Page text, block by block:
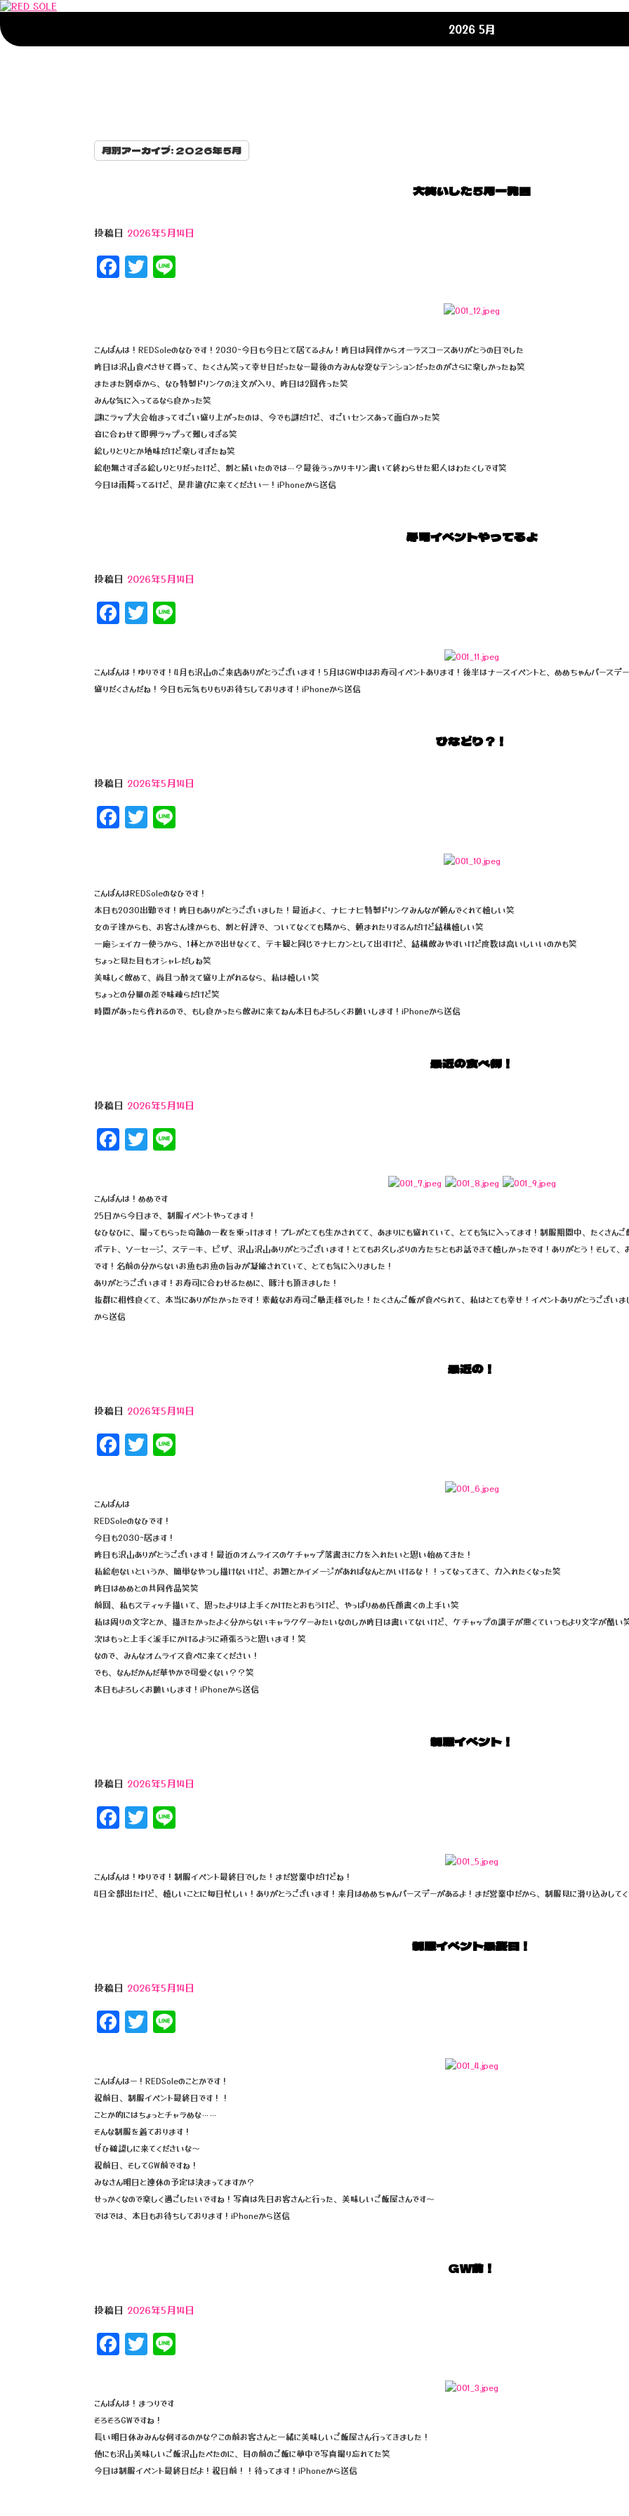
2026 5月
月別アーカイブ: 2026年5月
大笑いした5月一発目
投稿日 2026年5月14日
F
b
o
o
k
T
r
こんばんは！REDSoleのなひです！20:30~今日も今日とて居てるよん！昨日は同伴からオーラスコースありがとうの日でした
昨日は沢山食べさせて貰って、たくさん笑って幸せ日だったなー最後の方みんな変なテンションだったのがさらに楽しかったね笑
またまた別卓から、なひ特製ドリンクの注文が入り、昨日は2回作った笑
みんな気に入ってるなら良かった笑
謎にラップ大会始まってすごい盛り上がったのは、今でも謎だけど、すごいセンスあって面白かった笑
音に合わせて即興ラップって難しすぎる笑
絵しりとりとか地味だけど楽しすぎたね笑
絵心無さすぎる絵しりとりだったけど、割と続いたのでは…？最後うっかりキリン書いて終わらせた犯人はわたくしです笑
今日は雨降ってるけど、是非遊びに来てくださいー！iPhoneから送信
寿司イベントやってるよ
投稿日 2026年5月14日
F
a
e
b
T
wi
e
r
こんばんは！ゆりです！4月も沢山のご来店ありがとうございます！5月はGW中はお寿司イベントあります！後半はナースイベントと、めめちゃんバースデ
盛りだくさんだね！今日も元気もりもりお待ちしております！iPhoneから送信
ひなどり？！
投稿日 2026年5月14日
F
a
e
b
o
o
k
T
wi
e
r
こんばんはREDSoleのなひです！
本日も20:30出勤です！昨日もありがとうございました！最近よく、ナヒナヒ特製ドリンクみんなが頼んでくれて嬉しい笑
女の子達からも、お客さん達からも、割と好評で、ついてなくても隣から、頼まれたりするんだけど結構嬉しい笑
一応シェイカー使うから、1杯とかで出せなくて、テキ観と同じでナヒカンとして出すけど、結構飲みやすいけど度数は高いしいいのかも笑
ちょっと見た目もオシャレだしね笑
美味しく飲めて、尚且つ酔えて盛り上がれるなら、私は嬉しい笑
ちょっとの分量の差で味疎らだけど笑
時間があったら作れるので、もし良かったら飲みに来てねん本日もよろしくお願いします！iPhoneから送信
最近の食べ物！
投稿日 2026年5月14日
F
a
e
b
o
o
k
T
wi
e
r
こんばんは！めめです
25日から今日まで、制服イベントやってます！
なひなひに、撮ってもらった奇跡の一枚を乗っけます！ブレがとても生かされてて、あまりにも盛れていて、とても気に入ってます！制服期間中、たくさん
ポテト、ソーセージ、ステーキ、ピザ、沢山沢山ありがとうございます！とてもお久しぶりの方たちともお話できて嬉しかったです！ありがとう！そして
です！名前の分からないお魚もお魚の旨みが凝縮されていて、とても気に入りました！
ありがとうございます！お寿司に合わせるために、豚汁も頂きました！
抜群に相性良くて、本当にありがたかったです！素敵なお寿司ご馳走様でした！たくさんご飯が食べられて、私はとても幸せ！イベントありがとうござい
から送信
最近の！
投稿日 2026年5月14日
F
a
e
b
o
o
k
T
wi
e
r
こんばんは
REDSoleのなひです！
今日も20:30~居ます！
昨日も沢山ありがとうございます！最近のオムライスのケチャップ落書きに力を入れたいと思い始めてきた！
私絵心ないというか、簡単なやつし描けないけど、お題とかイメージがあればなんとかいけるな！！ってなってきて、力入れたくなった笑
昨日はめめとの共同作品笑笑
前回、私もスティッチ描いて、思ったよりは上手くかけたとおもうけど、やっぱりめめ氏顔書くの上手い笑
私は周りの文字とか、描きたかったよく分からないキャラクターみたいなのしか昨日は書いてないけど、ケチャップの調子が悪くていつもより文字が酷い
次はもっと上手く派手にかけるように頑張ろうと思います！笑
なので、みんなオムライス食べに来てください！
でも、なんだかんだ華やかで可愛くない？？笑
本日もよろしくお願いします！iPhoneから送信
制服イベント！
投稿日 2026年5月14日
F
a
e
b
T
wi
e
r
こんばんは！ゆりです！制服イベント最終日でした！まだ営業中だけどね！
4日全部出たけど、嬉しいことに毎日忙しい！ありがとうございます！来月はめめちゃんバースデーがあるよ！まだ営業中だから、制服見に滑り込みして
制服イベント最終日！
投稿日 2026年5月14日
F
a
e
b
o
o
k
T
wi
e
r
こんばんはー！REDSoleのことかです！
祝前日、制服イベント最終日です！！
ことか的にはちょっとチャラめな……
そんな制服を着ております！
ぜひ確認しに来てくださいな〜
祝前日、そしてGW前ですね！
みなさん明日と連休の予定は決まってますか？
せっかくなので楽しく過ごしたいですね！写真は先日お客さんと行った、美味しいご飯屋さんです〜
ではでは、本日もお待ちしております！iPhoneから送信
GW前！
投稿日 2026年5月14日
F
a
e
b
o
o
T
wi
e
r
こんばんは！まつりです
そろそろGWですね！
長い明日休みみんな何するのかな？この前お客さんと一緒に美味しいご飯屋さん行ってきました！
他にも沢山美味しいご飯沢山たべたのに、目の前のご飯に夢中で写真撮り忘れてた笑
今日は制服イベント最終日だよ！祝日前！！待ってます！iPhoneから送信